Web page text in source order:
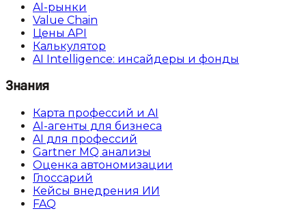
AI-рынки
Value Chain
Цены API
Калькулятор
AI Intelligence: инсайдеры и фонды
Знания
Карта профессий и AI
AI-агенты для бизнеса
AI для профессий
Gartner MQ анализы
Оценка автономизации
Глоссарий
Кейсы внедрения ИИ
FAQ